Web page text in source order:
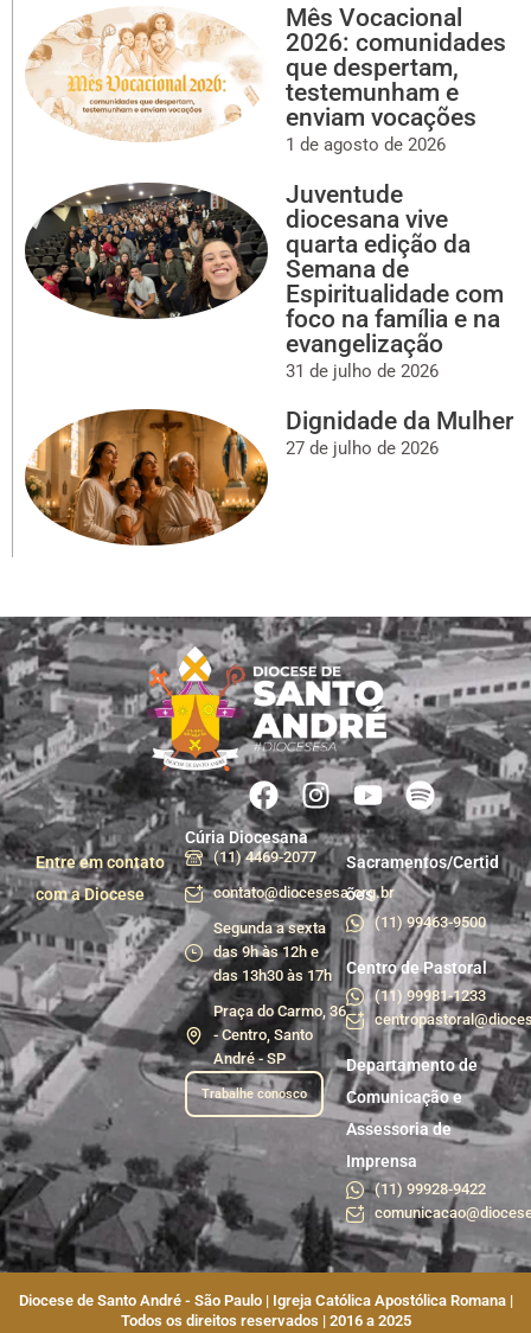
Mês Vocacional
2026: comunidades
que despertam,
testemunham e
enviam vocações
1 de agosto de 2026
Juventude
diocesana vive
quarta edição da
Semana de
Espiritualidade com
foco na família e na
evangelização
31 de julho de 2026
Dignidade da Mulher
27 de julho de 2026
Entre em contato
com a Diocese
Cúria Diocesana
(11) 4469-2077
contato@diocesesa.org.br
Segunda a sexta
das 9h às 12h e
das 13h30 às 17h
Praça do Carmo, 36
- Centro, Santo
André - SP
Trabalhe conosco
Sacramentos/Certid
ões
(11) 99463-9500
Centro de Pastoral
(11) 99981-1233
Departamento de
Comunicação e
Assessoria de
Imprensa
(11) 99928-9422
Diocese de Santo André - São Paulo | Igreja Católica Apostólica Romana |
Todos os direitos reservados | 2016 a 2025